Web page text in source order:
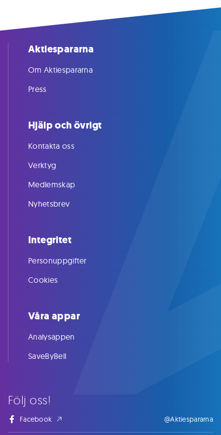
Följ oss!
Facebook @Aktiespararna
Aktiespararna
Om Aktiespararna
Press
Hjälp och övrigt
Kontakta oss
Verktyg
Medlemskap
Nyhetsbrev
Integritet
Personuppgifter
Cookies
Våra appar
Analysappen
SaveByBell